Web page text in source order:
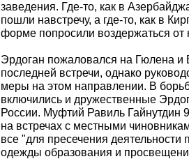
заведения. Где-то, как в
пошли навстречу, а где-то, как в
форме попросили воздержаться
Эрдоган пожаловался на Гюлена
последней встречи, однако
меры на этом направлении. В
включились и дружественные
России. Муфтий Равиль Гайнутдин
на встречах с местными
все "для пресечения
одежды образования и